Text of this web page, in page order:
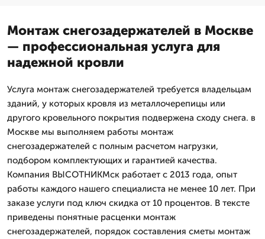
Монтаж снегозадержателей в Москве
— профессиональная услуга для
надежной кровли
Услуга монтаж снегозадержателей требуется владельцам
зданий, у которых кровля из металлочерепицы или
другого кровельного покрытия подвержена сходу снега. в
Москве мы выполняем работы монтаж
снегозадержателей с полным расчетом нагрузки,
подбором комплектующих и гарантией качества.
Компания ВЫСОТНИКМск работает с 2013 года, опыт
работы каждого нашего специалиста не менее 10 лет. При
заказе услуги под ключ скидка от 10 процентов. В тексте
приведены понятные расценки монтаж
снегозадержателей, порядок составления сметы монтаж